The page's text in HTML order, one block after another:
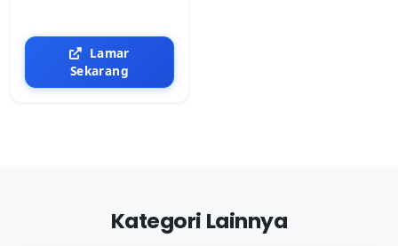
Lamar
Sekarang
Kategori Lainnya